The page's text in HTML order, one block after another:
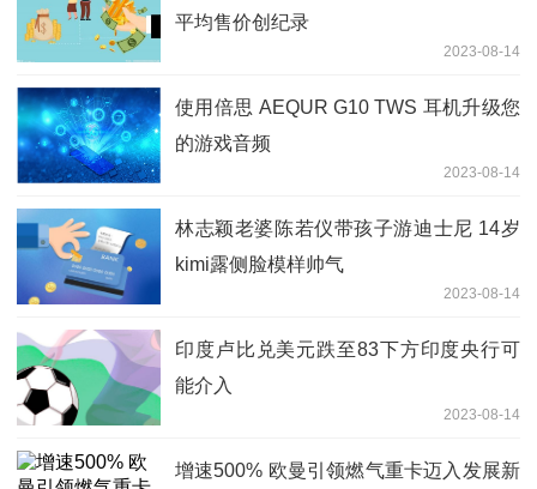
平均售价创纪录
2023-08-14
使用倍思 AEQUR G10 TWS 耳机升级您
的游戏音频
2023-08-14
林志颖老婆陈若仪带孩子游迪士尼 14岁
kimi露侧脸模样帅气
2023-08-14
印度卢比兑美元跌至83下方印度央行可
能介入
2023-08-14
增速500% 欧曼引领燃气重卡迈入发展新